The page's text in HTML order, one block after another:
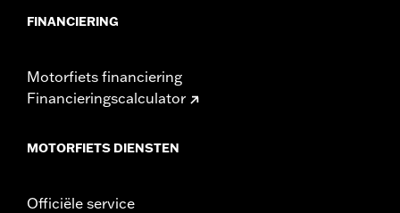
FINANCIERING
Motorfiets financiering
Financieringscalculator
MOTORFIETS DIENSTEN
Officiële service